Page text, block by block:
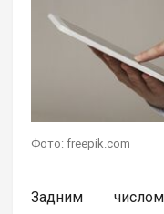
Фото: freepik.com
Задним